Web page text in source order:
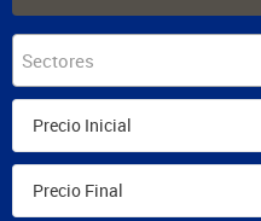
Sectores